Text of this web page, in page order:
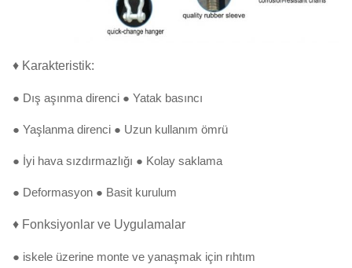
♦ Karakteristik:
● Dış aşınma direnci ● Yatak basıncı
● Yaşlanma direnci ● Uzun kullanım ömrü
● İyi hava sızdırmazlığı ● Kolay saklama
● Deformasyon ● Basit kurulum
♦ Fonksiyonlar ve Uygulamalar
● iskele üzerine monte ve yanaşmak için rıhtım